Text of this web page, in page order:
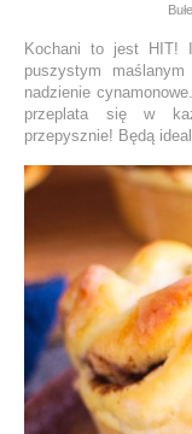
Kochani to jest HIT!
puszystym
nadzienie
przeplata się w
przepysznie! Będą